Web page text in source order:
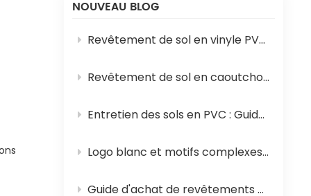
NOUVEAU BLOG
Revêtement de sol en vinyle PVC vs tapis de sol en vinyle : principales différences à connaître
Revêtement de sol en caoutchouc ou en PVC pour salle de sport : lequel choisir ?
Entretien des sols en PVC : Guide étape par étape pour le nettoyage et le cirage
Logo blanc et motifs complexes sur les parquets de badminton : aucune limite de taille stricte !
Guide d'achat de revêtements de sol en PVC pour avions